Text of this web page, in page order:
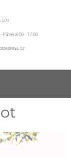
509
Pátek 8:00 - 17:00